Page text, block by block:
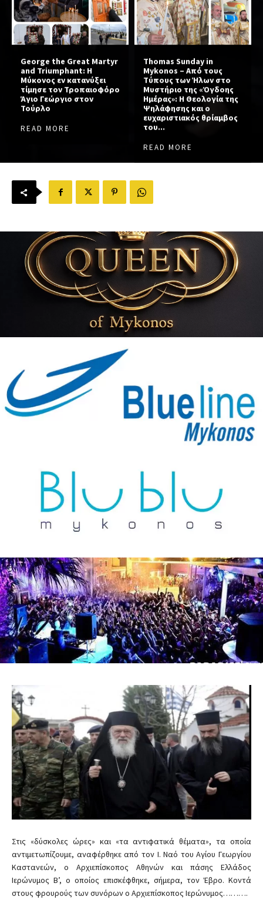
George the Great Martyr
and Triumphant: Η
Μύκονος εν κατανύξει
τίμησε τον Τροπαιοφόρο
Άγιο Γεώργιο στον
Τούρλο
READ MORE
Thomas Sunday in
Mykonos – Από τους
Τύπους των Ήλων στο
Μυστήριο της «Όγδοης
Ημέρας»: Η Θεολογία της
Ψηλάφησης και ο
ευχαριστιακός θρίαμβος
του...
READ MORE
Στις «δύσκολες ώρες» και «τα αντιφατικά θέματα», τα οποία
αντιμετωπίζουμε, αναφέρθηκε από τον Ι. Ναό του Αγίου Γεωργίου
Καστανεών, ο Αρχιεπίσκοπος Αθηνών και πάσης Ελλάδος
Ιερώνυμος Β’, ο οποίος επισκέφθηκε, σήμερα, τον Έβρο. Κοντά
στους φρουρούς των συνόρων ο Αρχιεπίσκοπος Ιερώνυμος……….